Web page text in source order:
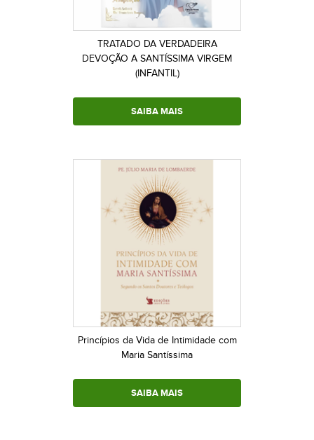
TRATADO DA VERDADEIRA
DEVOÇÃO A SANTÍSSIMA VIRGEM
(INFANTIL)
SAIBA MAIS
Princípios da Vida de Intimidade com
Maria Santíssima
SAIBA MAIS